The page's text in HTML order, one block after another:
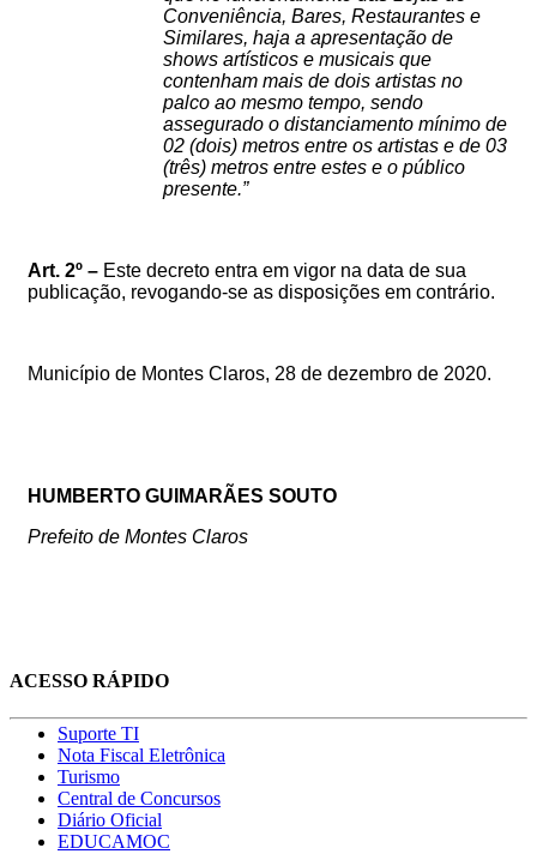
Conveniência, Bares, Restaurantes e
Similares, haja a apresentação de
shows artísticos e musicais que
contenhammais de dois artistas no
palco ao mesmo tempo, sendo
assegurado o distanciamento mínimo de
02 (dois) metros entre os artistas e de 03
(três) metros entre estes e o público
presente.”
Art. 2º – Este decreto entra em vigor na data de sua
publicação, revogando-se as disposições em contrário.
Município de Montes Claros, 28 de dezembro de 2020.
HUMBERTO GUIMARÃES SOUTO
Prefeito de Montes Claros
ACESSO RÁPIDO
Suporte TI
Nota Fiscal Eletrônica
Turismo
Central de Concursos
Diário Oficial
EDUCAMOC